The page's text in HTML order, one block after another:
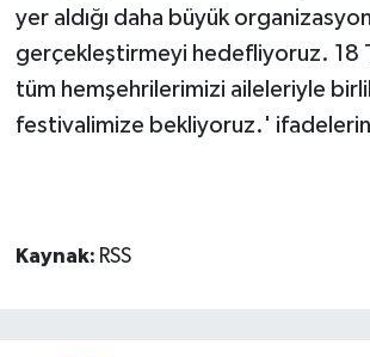
yer aldığı daha büyük
gerçekleştirmeyi hedefliyoruz. 18
tüm hemşehrilerimizi aileleriyle
festivalimize bekliyoruz.'
Kaynak: RSS